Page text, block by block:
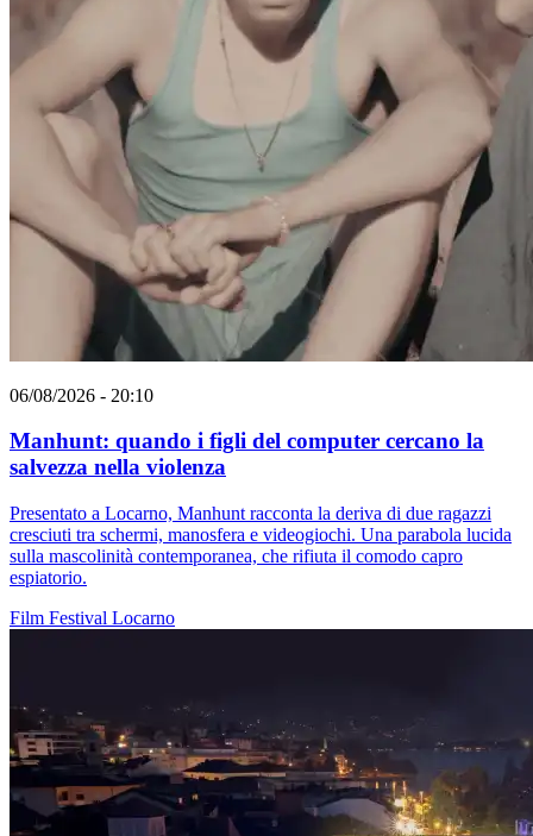
06/08/2026 - 20:10
Manhunt: quando i figli del computer cercano la
salvezza nella violenza
Presentato a Locarno, Manhunt racconta la deriva di due ragazzi
cresciuti tra schermi, manosfera e videogiochi. Una parabola lucida
sulla mascolinità contemporanea, che rifiuta il comodo capro
espiatorio.
Film Festival Locarno